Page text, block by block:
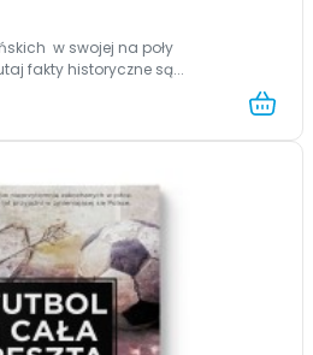
fakty historyczne są...